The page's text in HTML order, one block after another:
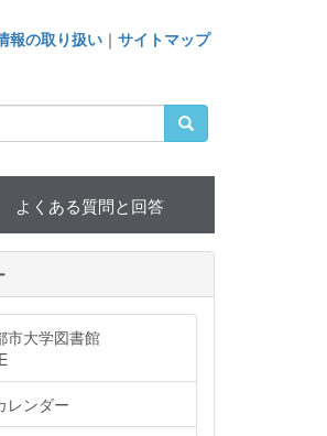
報の取り扱い ｜ サイトマップ
よくある質問と回答
市大学図書館
レンダー